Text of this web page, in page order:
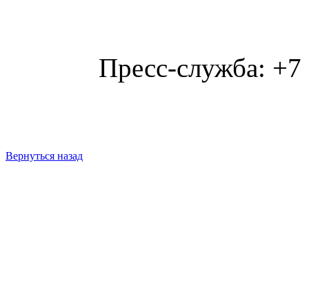
Пресс-служба:
Вернуться назад